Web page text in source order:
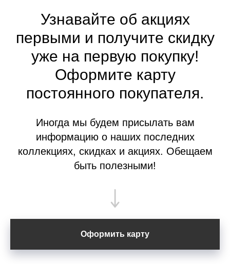
Узнавайте об акциях
первыми и получите скидку
уже на первую покупку!
Оформите карту
постоянного покупателя.
Иногда мы будем присылать вам
информацию о наших последних
коллекциях, скидках и акциях. Обещаем
быть полезными!
Оформить карту